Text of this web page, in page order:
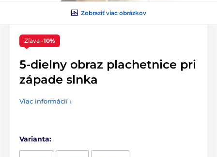
Zobraziť viac obrázkov
Zľava -10%
5-dielny obraz plachetnice pri
západe slnka
Viac informácií ›
Varianta: